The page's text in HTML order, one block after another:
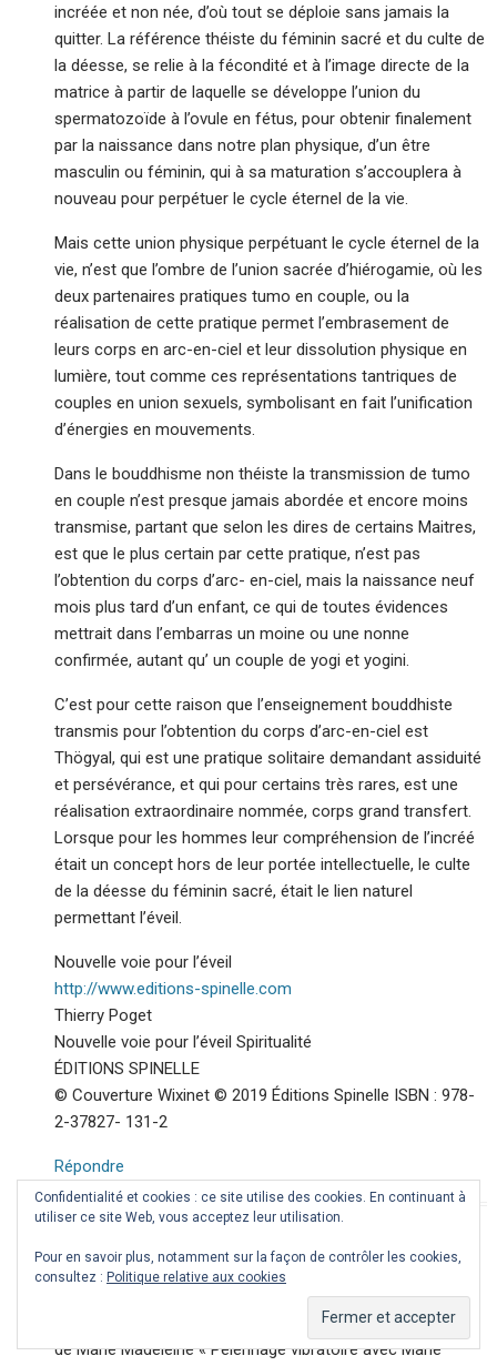
incréée et non née, d’où tout se déploie sans jamais la
quitter. La référence théiste du féminin sacré et du culte de
la déesse, se relie à la fécondité et à l’image directe de la
matrice à partir de laquelle se développe l’union du
spermatozoïde à l’ovule en fétus, pour obtenir finalement
par la naissance dans notre plan physique, d’un être
masculin ou féminin, qui à sa maturation s’accouplera à
nouveau pour perpétuer le cycle éternel de la vie.
Mais cette union physique perpétuant le cycle éternel de la
vie, n’est que l’ombre de l’union sacrée d’hiérogamie, où les
deux partenaires pratiques tumo en couple, ou la
réalisation de cette pratique permet l’embrasement de
leurs corps en arc-en-ciel et leur dissolution physique en
lumière, tout comme ces représentations tantriques de
couples en union sexuels, symbolisant en fait l’unification
d’énergies en mouvements.
Dans le bouddhisme non théiste la transmission de tumo
en couple n’est presque jamais abordée et encore moins
transmise, partant que selon les dires de certains Maitres,
est que le plus certain par cette pratique, n’est pas
l’obtention du corps d’arc- en-ciel, mais la naissance neuf
mois plus tard d’un enfant, ce qui de toutes évidences
mettrait dans l’embarras un moine ou une nonne
confirmée, autant qu’ un couple de yogi et yogini.
C’est pour cette raison que l’enseignement bouddhiste
transmis pour l’obtention du corps d’arc-en-ciel est
Thögyal, qui est une pratique solitaire demandant assiduité
et persévérance, et qui pour certains très rares, est une
réalisation extraordinaire nommée, corps grand transfert.
Lorsque pour les hommes leur compréhension de l’incréé
était un concept hors de leur portée intellectuelle, le culte
de la déesse du féminin sacré, était le lien naturel
permettant l’éveil.
Nouvelle voie pour l’éveil
http://www.editions-spinelle.com
Thierry Poget
Nouvelle voie pour l’éveil Spiritualité
ÉDITIONS SPINELLE
© Couverture Wixinet © 2019 Éditions Spinelle ISBN : 978-
2-37827- 131-2
Répondre
14 juin 2020 at 10 h 13 min
J’aime beaucoup cet article sur les déesses qui sera mon
prochain ouvrage,, lorsque j’ai écris le livre sur la demande
de Marie Madeleine « Pèlerinage vibratoire avec Marie
Confidentialité et cookies : ce site utilise des cookies. En continuant à
utiliser ce site Web, vous acceptez leur utilisation.
Pour en savoir plus, notamment sur la façon de contrôler les cookies,
consultez : Politique relative aux cookies